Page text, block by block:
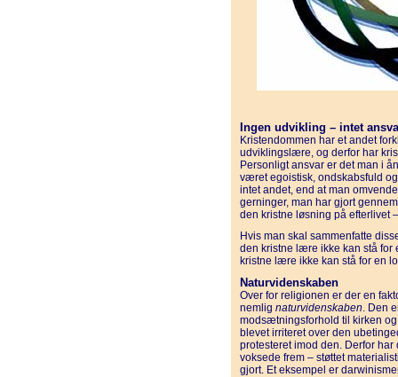
Ingen udvikling – intet
Kristendommen har et andet
udviklingslære, og derfor har
Personligt ansvar er det man i
været egoistisk, ondskabsfuld
intet andet, end at man
gerninger, man har gjort
den kristne løsning på efterlivet
Hvis man skal sammenfatte
den kristne lære ikke kan stå for
kristne lære ikke kan stå for en
Naturvidenskaben
Over for religionen er der en
nemlig naturvidenskaben. Den
modsætningsforhold til kirken
blevet irriteret over den
protesteret imod den. Derfor
voksede frem – støttet
gjort. Et eksempel er